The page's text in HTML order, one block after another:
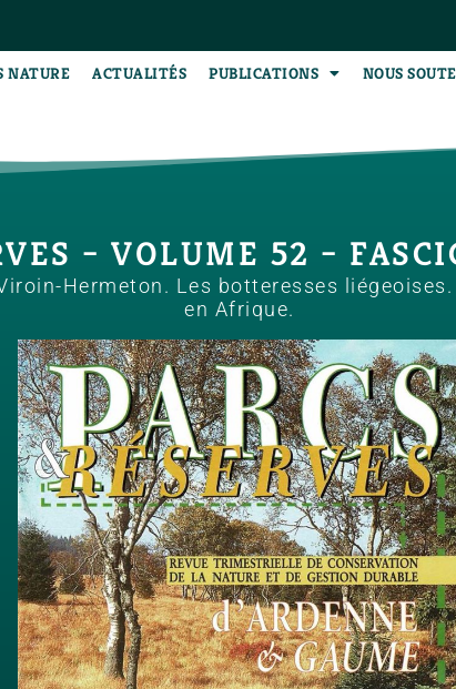
NATURE ACTUALITÉS PUBLICATIONS NOUS
– VOLUME 52 –
Hermeton. Les botteresses
en Afrique.